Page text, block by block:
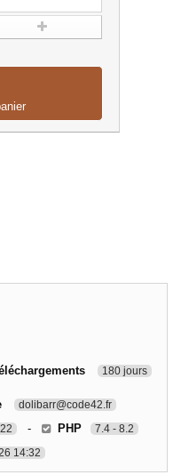
180 jours
dolibarr@code42.fr
- PHP 7.4 - 8.2
14:32